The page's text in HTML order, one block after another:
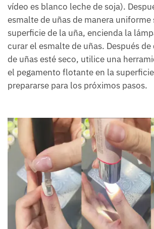
vídeo es blanco leche de soja).
esmalte de uñas de manera uniforme
superficie de la uña, encienda la
curar el esmalte de uñas. Después
de uñas esté seco, utilice una
el pegamento flotante en la
prepararse para los próximos pasos.